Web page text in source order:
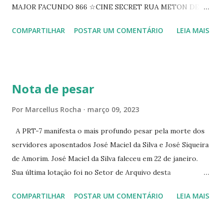
MAJOR FACUNDO 866 ☆CINE SECRET RUA METON DE
PEIXOTO 1307 ☆CINE IRIS RUA FLORIANO PEIXOTO 1206
☆CINE VIP CLUBE RUA 24 DE MAIO 825 ☆CINE ECLIPSE
COMPARTILHAR POSTAR UM COMENTÁRIO LEIA MAIS
Nota de pesar
Por Marcellus Rocha março 09, 2023
A PRT-7 manifesta o mais profundo pesar pela morte dos
servidores aposentados José Maciel da Silva e José Siqueira
de Amorim. José Maciel da Silva faleceu em 22 de janeiro.
Sua última lotação foi no Setor de Arquivo desta
COMPARTILHAR POSTAR UM COMENTÁRIO LEIA MAIS